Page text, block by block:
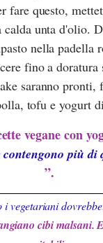
fare questo,
calda unta d'olio.
nella padella
fino a
saranno pronti,
tofu e yogurt
vegane con
contengono più di
”.
i vegetariani
cibi